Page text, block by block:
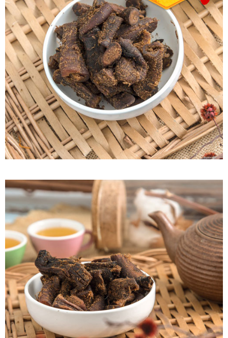
7-11取貨付款
每筆NT$60，滿NT$799(含以上)免運費
付款後7-11取貨
每筆NT$60，滿NT$799(含以上)免運費
宅配到家
每筆NT$150，滿NT$1,399(含以上)免運費
澎湖金門馬祖宅配到家
每筆NT$250
付款後門市自取
免運費